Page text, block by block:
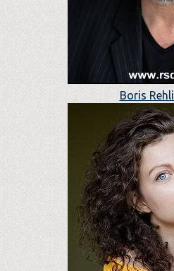
Boris